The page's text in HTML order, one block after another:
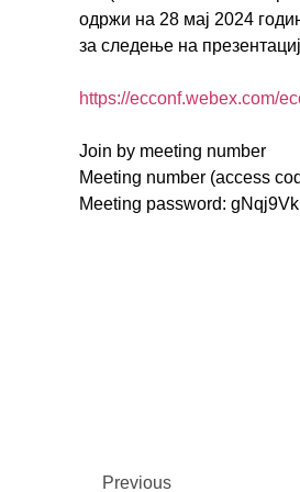
одржи на 28 мај 2024
за следење на
https://ecconf.webex.com/
Join by meeting number
Meeting number (access
Meeting password:
Previous